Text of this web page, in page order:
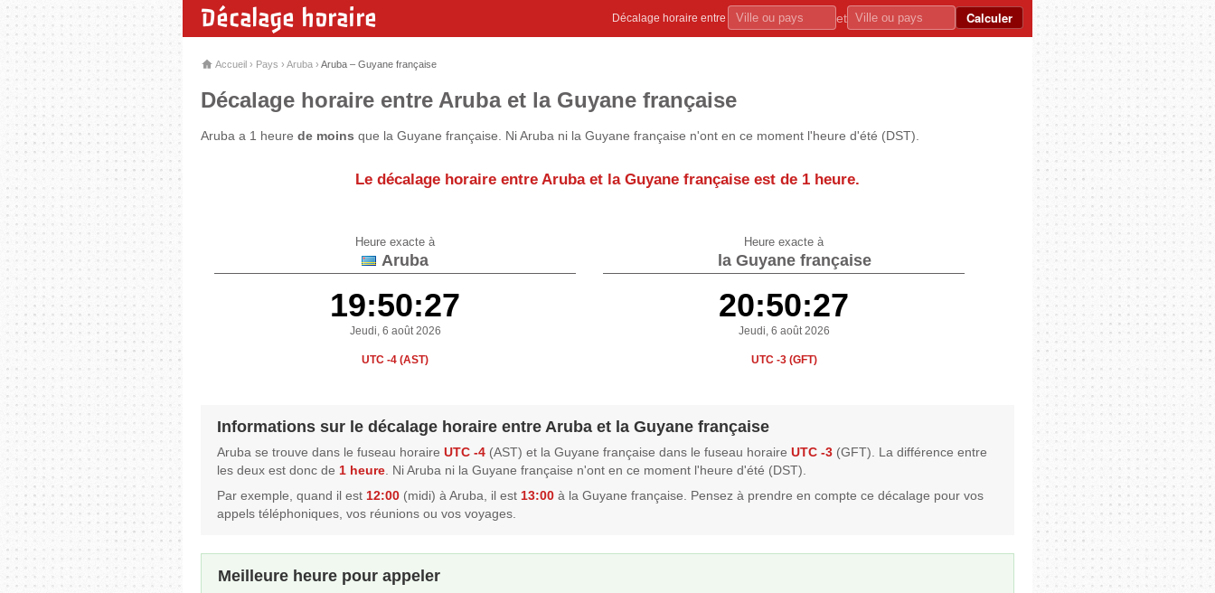
Décalage horaire Décalage horaire entre et Calculer
Accueil › Pays › Aruba › Aruba – Guyane française
Décalage horaire entre Aruba et la Guyane française
Aruba a 1 heure de moins que la Guyane française. Ni Aruba ni la Guyane française n'ont en ce moment l'heure d'été (DST).
Le décalage horaire entre Aruba et la Guyane française est de 1 heure.
Heure exacte à
Aruba
19:50:27
Jeudi, 6 août 2026
UTC -4 (AST)
Heure exacte à
la Guyane française
20:50:27
Jeudi, 6 août 2026
UTC -3 (GFT)
Informations sur le décalage horaire entre Aruba et la Guyane française
Aruba se trouve dans le fuseau horaire UTC -4 (AST) et la Guyane française dans le fuseau horaire UTC -3 (GFT). La différence entre
les deux est donc de 1 heure . Ni Aruba ni la Guyane française n'ont en ce moment l'heure d'été (DST).
Par exemple, quand il est 12:00 (midi) à Aruba, il est 13:00 à la Guyane française. Pensez à prendre en compte ce décalage pour vos
appels téléphoniques, vos réunions ou vos voyages.
Meilleure heure pour appeler